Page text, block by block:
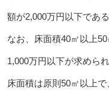
額が2,000万円以下であ
なお、床面積40㎡以上
1,000万円以下が求められ
床面積は原則50㎡以上